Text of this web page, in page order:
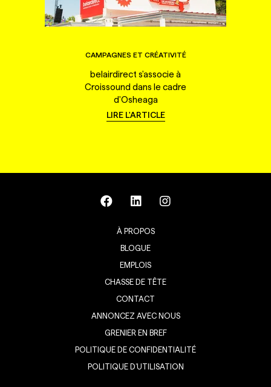
CAMPAGNES ET CRÉATIVITÉ
belairdirect s'associe à
Croissound dans le cadre
d'Osheaga
LIRE L'ARTICLE
À PROPOS
BLOGUE
EMPLOIS
CHASSE DE TÊTE
CONTACT
ANNONCEZ AVEC NOUS
GRENIER EN BREF
POLITIQUE DE CONFIDENTIALITÉ
POLITIQUE D’UTILISATION